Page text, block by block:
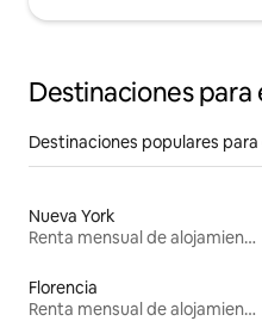
Destinaciones para
Destinaciones populares
Nueva York
Renta mensual de alojamientos
Florencia
Renta mensual de alojamientos